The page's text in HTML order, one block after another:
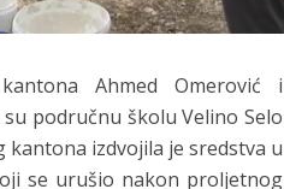
Ahmed Omerović i
područnu školu Velino Selo
kantona izdvojila je sredstva u
se urušio nakon proljetnog